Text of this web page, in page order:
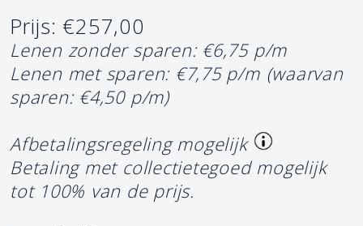
Prijs: €257,00
Lenen zonder sparen: €6,75 p/m
Lenen met sparen: €7,75 p/m (waarvan
sparen: €4,50 p/m)
Afbetalingsregeling mogelijk
Betaling met collectietegoed mogelijk
tot 100% van de prijs.